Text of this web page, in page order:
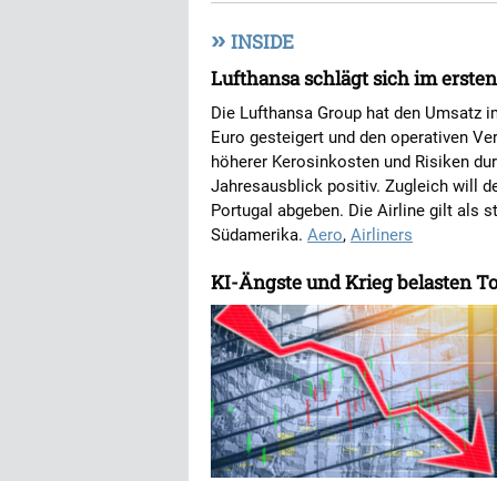
» INSIDE
Lufthansa schlägt sich im
Die Lufthansa Group hat den Umsatz
Euro gesteigert und den operativen
höherer Kerosinkosten und Risiken
Jahresausblick positiv. Zugleich will
Portugal abgeben. Die Airline gilt als
Südamerika. Aero, Airliners
KI-Ängste und Krieg belasten